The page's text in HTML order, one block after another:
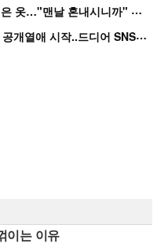
홍
진영, '임신설' 종결 작정하고 입은 옷…"맨날 혼내시니까" 억울
'
흑백' 김도윤♥배우 김서연, 4년만 공개열애 시작..드디어 SNS에 노출 [핫피...